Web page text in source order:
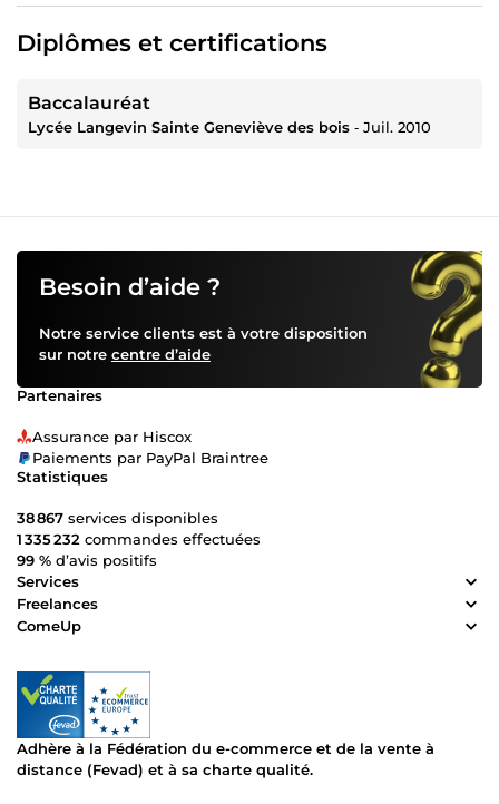
Diplômes et certifications
Baccalauréat
Lycée Langevin Sainte Geneviève des bois ‐ Juil. 2010
Besoin d’aide ?
Notre service clients est à votre disposition
sur notre centre d’aide
Partenaires
Assurance par Hiscox
Paiements par PayPal Braintree
Statistiques
38 867 services disponibles
1 335 232 commandes effectuées
99 % d’avis positifs
Services
Freelances
ComeUp
Adhère à la Fédération du e-commerce et de la vente à
distance (Fevad) et à sa charte qualité.